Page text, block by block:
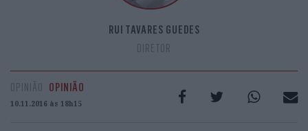
RUI TAVARES GUEDES
DIRETOR
OPINIÃO OPINIÃO
10.11.2016 às 18h15